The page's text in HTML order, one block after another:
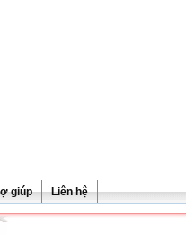
giúp Liên hệ